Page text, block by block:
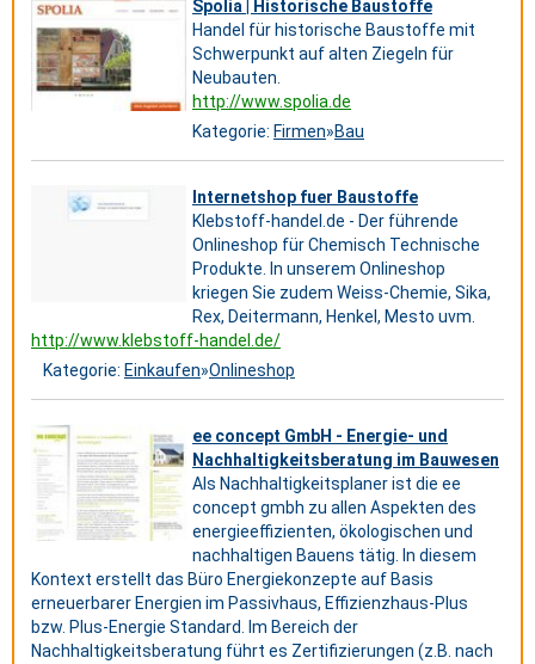
Spolia | Historische Baustoffe
Handel für historische Baustoffe mit
Schwerpunkt auf alten Ziegeln für
Neubauten.
http://www.spolia.de
Kategorie: Firmen»Bau
Internetshop fuer Baustoffe
Klebstoff-handel.de - Der führende
Onlineshop für Chemisch Technische
Produkte. In unserem Onlineshop
kriegen Sie zudem Weiss-Chemie, Sika,
Rex, Deitermann, Henkel, Mesto uvm.
http://www.klebstoff-handel.de/
Kategorie: Einkaufen»Onlineshop
ee concept GmbH - Energie- und
Nachhaltigkeitsberatung im Bauwesen
Als Nachhaltigkeitsplaner ist die ee
concept gmbh zu allen Aspekten des
energieeffizienten, ökologischen und
nachhaltigen Bauens tätig. In diesem
Kontext erstellt das Büro Energiekonzepte auf Basis
erneuerbarer Energien im Passivhaus, Effizienzhaus-Plus
bzw. Plus-Energie Standard. Im Bereich der
Nachhaltigkeitsberatung führt es Zertifizierungen (z.B. nach